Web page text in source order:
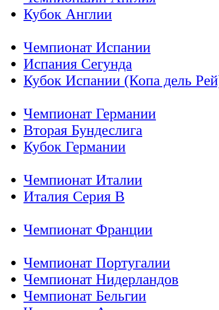
Кубок Англии
Чемпионат Испании
Испания Сегунда
Кубок Испании (Копа дель
Чемпионат Германии
Вторая Бундеслига
Кубок Германии
Чемпионат Италии
Италия Серия B
Чемпионат Франции
Чемпионат Португалии
Чемпионат Нидерландов
Чемпионат Бельгии